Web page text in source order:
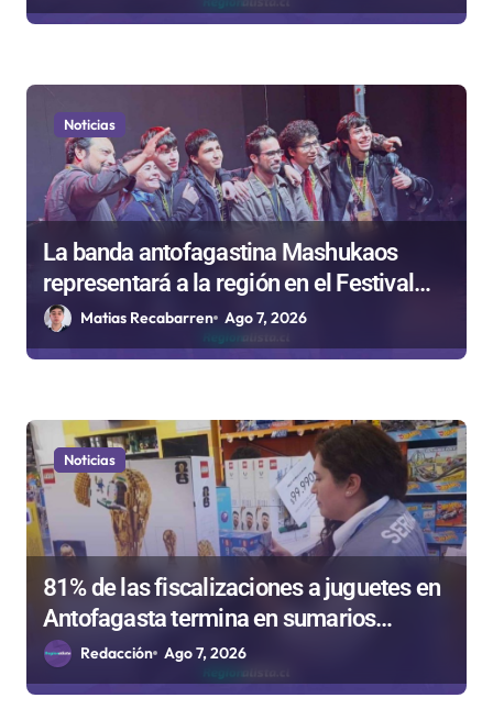
Noticias
La banda antofagastina Mashukaos
representará a la región en el Festival
Rockódromo de Valparaíso
Matias Recabarren Ago 7, 2026
Noticias
81% de las fiscalizaciones a juguetes en
Antofagasta termina en sumarios
sanitarios
Redacción Ago 7, 2026